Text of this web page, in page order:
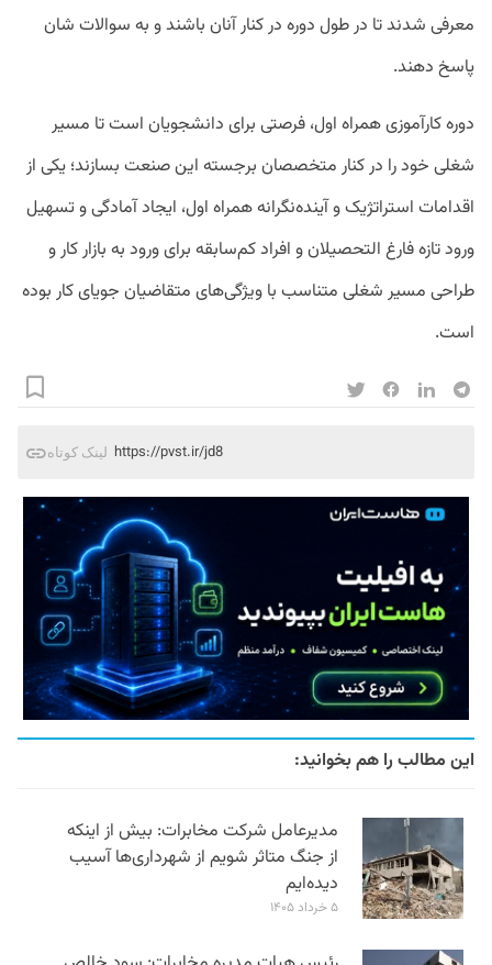
معرفی شدند تا در طول دوره در کنار آنان باشند و به سوالات شان
پاسخ دهند.
دوره کارآموزی همراه اول، فرصتی برای دانشجویان است تا مسیر
شغلی خود را در کنار متخصصان برجسته این صنعت بسازند؛ یکی از
اقدامات استراتژیک و آینده‌نگرانه همراه اول، ایجاد آمادگی و تسهیل
ورود تازه‌ فارغ التحصیلان و افراد کم‌سابقه برای ورود به بازار کار و
طراحی مسیر شغلی متناسب با ویژگی‌های متقاضیان جویای کار بوده
است.
لینک کوتاه https://pvst.ir/jd8
این مطالب را هم بخوانید:
مدیرعامل شرکت مخابرات: بیش از اینکه
از جنگ متاثر شویم از شهرداری‌ها آسیب
دیده‌ایم
۵ خرداد ۱۴۰۵